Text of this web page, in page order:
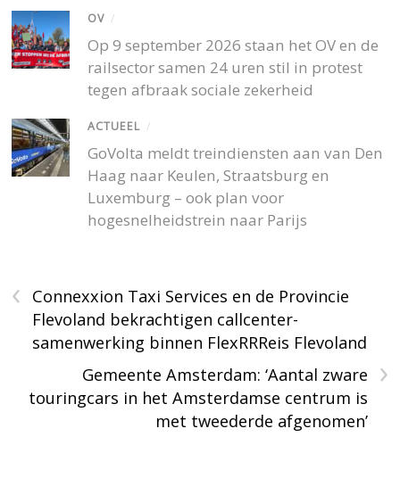
OV /
Op 9 september 2026 staan het OV en de
railsector samen 24 uren stil in protest
tegen afbraak sociale zekerheid
ACTUEEL /
GoVolta meldt treindiensten aan van Den
Haag naar Keulen, Straatsburg en
Luxemburg – ook plan voor
hogesnelheidstrein naar Parijs
‹
Connexxion Taxi Services en de Provincie
Flevoland bekrachtigen callcenter-
samenwerking binnen FlexRRReis Flevoland
›
Gemeente Amsterdam: ‘Aantal zware
touringcars in het Amsterdamse centrum is
met tweederde afgenomen’